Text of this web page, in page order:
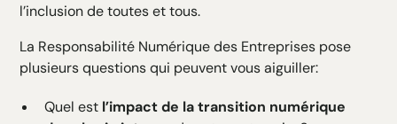
l’inclusion de toutes et tous.
La Responsabilité Numérique des Entreprises pose
plusieurs questions qui peuvent vous aiguiller:
Quel est l’impact de la transition numérique